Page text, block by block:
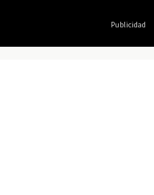
Publicidad